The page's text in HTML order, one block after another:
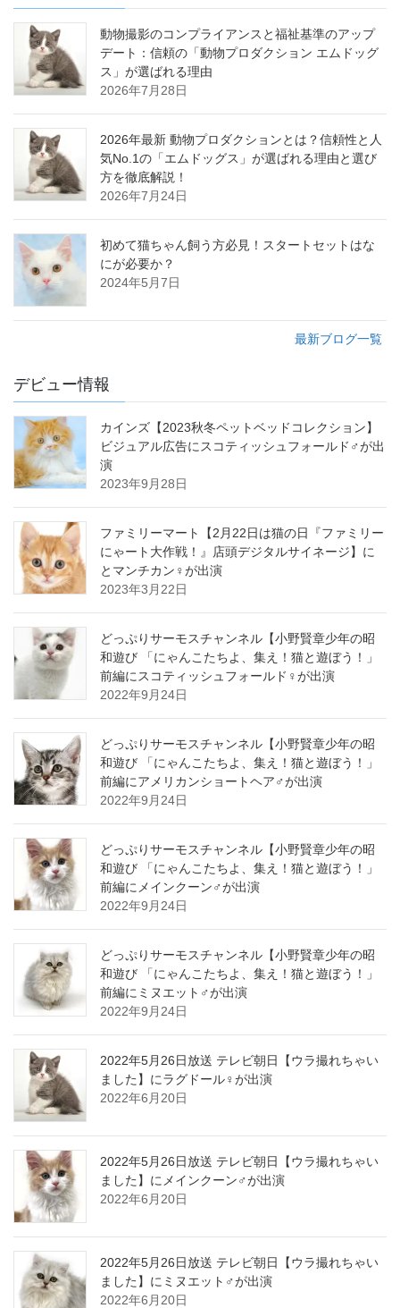
動物撮影のコンプライアンスと福祉基準のアップ
デート：信頼の「動物プロダクション エムドッグ
ス」が選ばれる理由
2026年7月28日
2026年最新 動物プロダクションとは？信頼性と人
気No.1の「エムドッグス」が選ばれる理由と選び
方を徹底解説！
2026年7月24日
初めて猫ちゃん飼う方必見！スタートセットはな
にが必要か？
2024年5月7日
最新ブログ一覧
デビュー情報
カインズ【2023秋冬ペットベッドコレクション】
ビジュアル広告にスコティッシュフォールド♂が出
演
2023年9月28日
ファミリーマート【2月22日は猫の日『ファミリー
にゃート大作戦！』店頭デジタルサイネージ】に
とマンチカン♀が出演
2023年3月22日
どっぷりサーモスチャンネル【小野賢章少年の昭
和遊び 「にゃんこたちよ、集え！猫と遊ぼう！」
前編にスコティッシュフォールド♀が出演
2022年9月24日
どっぷりサーモスチャンネル【小野賢章少年の昭
和遊び 「にゃんこたちよ、集え！猫と遊ぼう！」
前編にアメリカンショートヘア♂が出演
2022年9月24日
どっぷりサーモスチャンネル【小野賢章少年の昭
和遊び 「にゃんこたちよ、集え！猫と遊ぼう！」
前編にメインクーン♂が出演
2022年9月24日
どっぷりサーモスチャンネル【小野賢章少年の昭
和遊び 「にゃんこたちよ、集え！猫と遊ぼう！」
前編にミヌエット♂が出演
2022年9月24日
2022年5月26日放送 テレビ朝日【ウラ撮れちゃい
ました】にラグドール♀が出演
2022年6月20日
2022年5月26日放送 テレビ朝日【ウラ撮れちゃい
ました】にメインクーン♂が出演
2022年6月20日
2022年5月26日放送 テレビ朝日【ウラ撮れちゃい
ました】にミヌエット♂が出演
2022年6月20日